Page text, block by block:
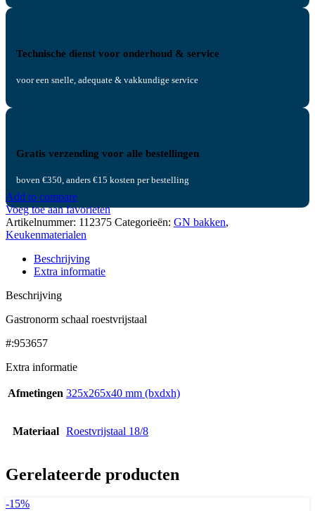
Technische dienst voor onderhoud & service
voor een snelle, adequate & vakkundige service
Gratis verzending voor alle bestellingen
boven €350, anders €15 kosten per bestelling
Add to compare
Voeg toe aan favorieten
Artikelnummer: 112375 Categorieën: GN bakken,
Keukenmaterialen
Beschrijving
Extra informatie
Beschrijving
Gastronorm schaal roestvrijstaal
#:953657
Extra informatie
Afmetingen 325x265x40 mm (bxdxh)
Materiaal Roestvrijstaal 18/8
Gerelateerde producten
-15%